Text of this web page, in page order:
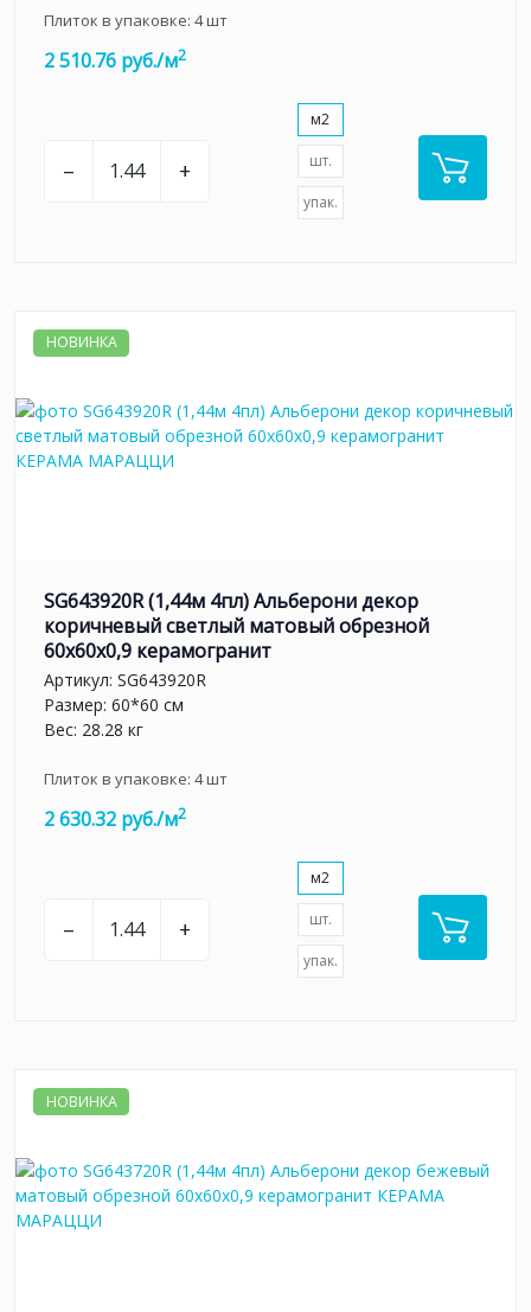
Плиток в упаковке: 4шт
2 510.76 руб./м2
– +
м2
шт.
упак.
НОВИНКА
SG643920R (1,44м 4пл) Альберони декор
коричневый светлый матовый обрезной
60x60x0,9 керамогранит
Артикул: SG643920R
Размер: 60*60 см
Вес: 28.28 кг
Плиток в упаковке: 4шт
2 630.32 руб./м2
– +
м2
шт.
упак.
НОВИНКА